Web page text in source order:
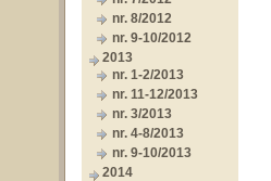
nr. 8/2012
nr. 9-10/2012
2013
nr. 1-2/2013
nr. 11-12/2013
nr. 3/2013
nr. 4-8/2013
nr. 9-10/2013
2014